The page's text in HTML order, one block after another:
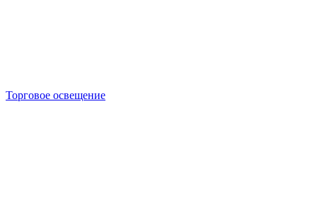
Торговое освещение